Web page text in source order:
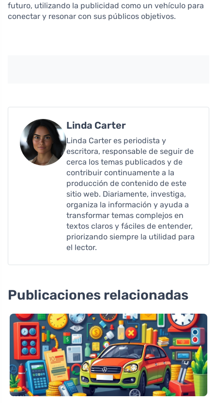
futuro, utilizando la publicidad como un vehículo para
conectar y resonar con sus públicos objetivos.
Linda Carter
Linda Carter es periodista y
escritora, responsable de seguir de
cerca los temas publicados y de
contribuir continuamente a la
producción de contenido de este
sitio web. Diariamente, investiga,
organiza la información y ayuda a
transformar temas complejos en
textos claros y fáciles de entender,
priorizando siempre la utilidad para
el lector.
Publicaciones relacionadas